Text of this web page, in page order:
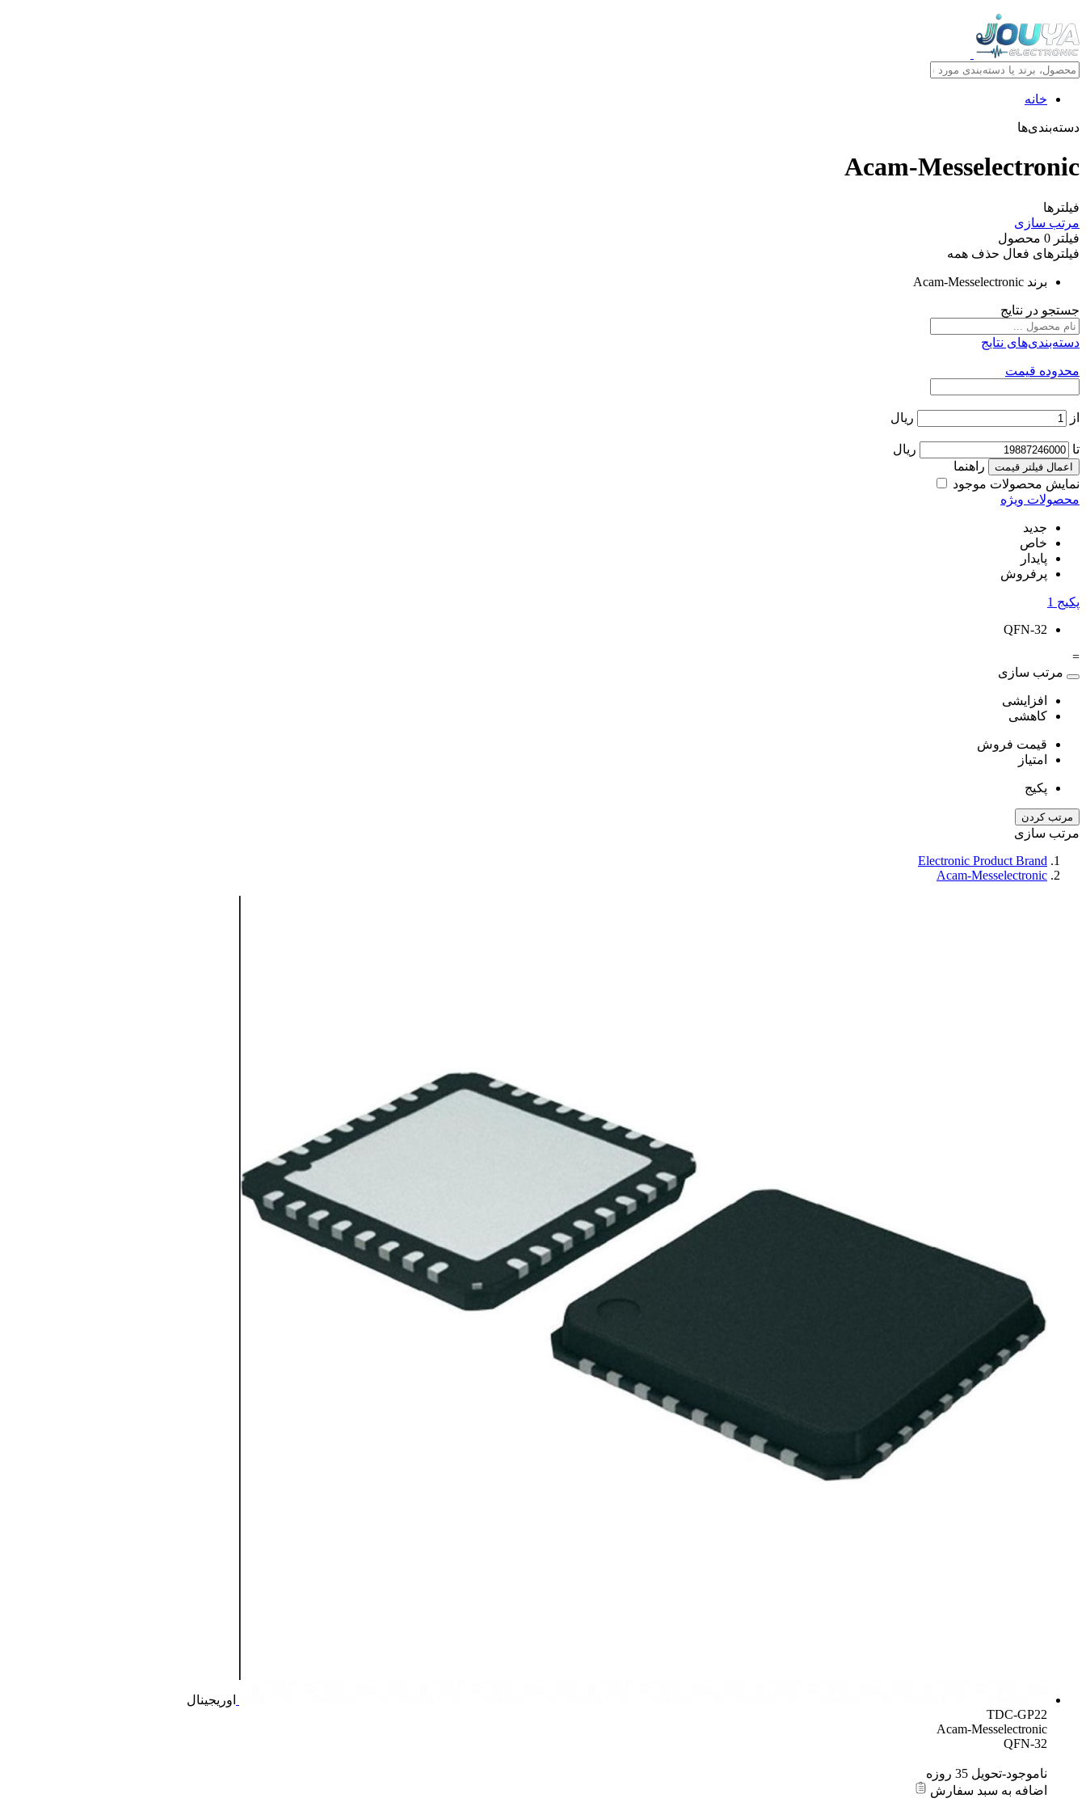
خانه
دسته‌بندی‌ها
Acam-Messelectronic
فیلترها
مرتب سازی
فیلتر 0 محصول
فیلترهای فعال حذف همه
برند Acam-Messelectronic
جستجو در نتایج
دسته‌بندی‌های نتایج
محدوده قیمت
از ریال
تا ریال
اعمال فیلتر قیمت
راهنما
نمایش محصولات موجود
محصولات ویژه
جدید
خاص
پایدار
پرفروش
پکیج 1
QFN-32
=
مرتب سازی
افزایشی
کاهشی
قیمت فروش
امتیاز
پکیج
مرتب کردن
مرتب سازی
Electronic Product Brand
Acam-Messelectronic
اوریجینال
TDC-GP22
Acam-Messelectronic
QFN-32
ناموجود-تحویل 35 روزه
اضافه به سبد سفارش